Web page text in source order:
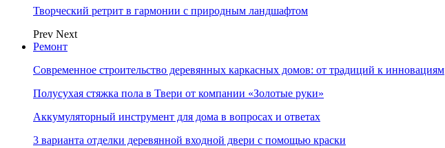
Творческий ретрит в гармонии с природным ландшафтом
Prev Next
Ремонт
Современное строительство деревянных каркасных домов: от традиций к инновациям
Полусухая стяжка пола в Твери от компании «Золотые руки»
Аккумуляторный инструмент для дома в вопросах и ответах
3 варианта отделки деревянной входной двери с помощью краски